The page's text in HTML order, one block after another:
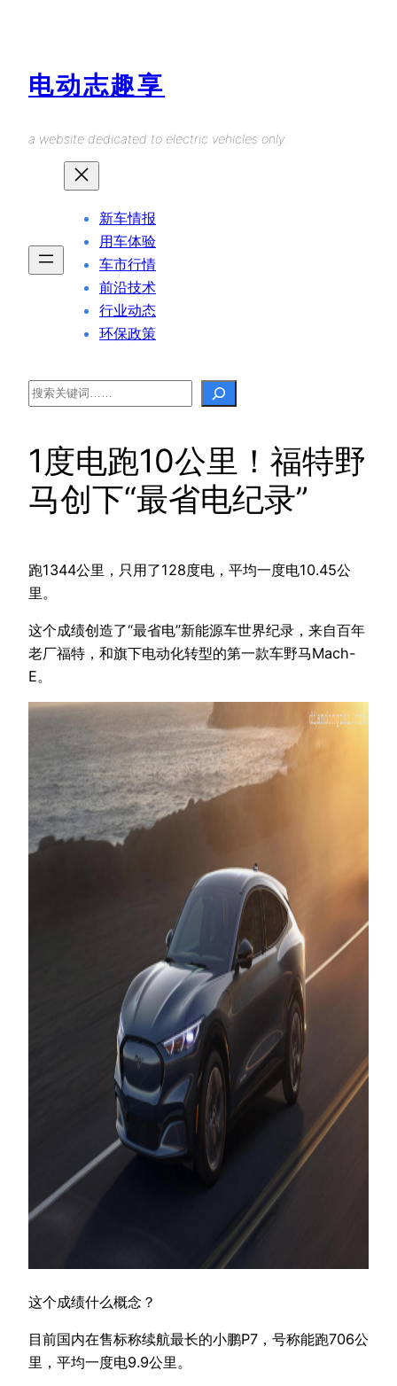
电动志趣享
a website dedicated to electric vehicles only.
新车情报
用车体验
车市行情
前沿技术
行业动态
环保政策
Search
1度电跑10公里！福特野
马创下“最省电纪录”
跑1344公里，只用了128度电，平均一度电10.45公
里。
这个成绩创造了“最省电”新能源车世界纪录，来自百年
老厂福特，和旗下电动化转型的第一款车野马Mach-
E。
这个成绩什么概念？
目前国内在售标称续航最长的小鹏P7，号称能跑706公
里，平均一度电9.9公里。